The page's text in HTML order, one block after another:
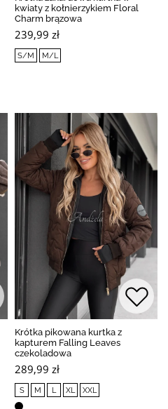
kwiaty z kołnierzykiem Floral
Charm brązowa
239,99 zł
S/M M/L
Krótka pikowana kurtka z
kapturem Falling Leaves
czekoladowa
289,99 zł
S M L XL XXL